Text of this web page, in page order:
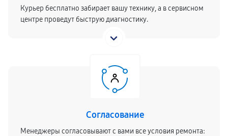
Курьер бесплатно забирает вашу технику, а в сервисном
центре проведут быструю диагностику.
Согласование
Менеджеры согласовывают с вами все условия ремонта: